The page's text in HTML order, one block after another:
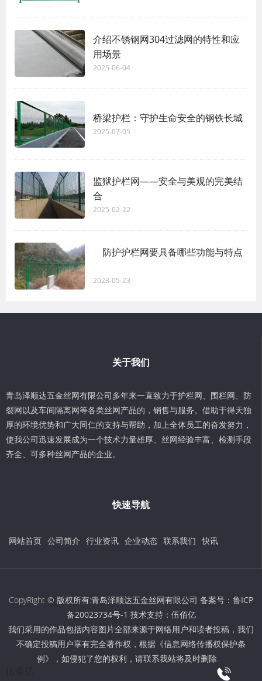
介绍不锈钢网304过滤网的特性和应
用场景
2025-06-04
桥梁护栏：守护生命安全的钢铁长城
2025-07-05
监狱护栏网——安全与美观的完美结
合
2025-02-22
防护护栏网要具备哪些功能与特点
2023-05-23
关于我们
青岛泽顺达五金丝网有限公司多年来一直致力于护栏网、围栏网、防
裂网以及车间隔离网等各类丝网产品的，销售与服务。借助于得天独
厚的环境优势和广大同仁的支持与帮助，加上全体员工的奋发努力，
使我公司迅速发展成为一个技术力量雄厚、丝网经验丰富、检测手段
齐全、可多种丝网产品的企业。
快速导航
网站首页 公司简介 行业资讯 企业动态 联系我们 快讯
CopyRight © 版权所有:青岛泽顺达五金丝网有限公司 备案号： 鲁ICP
备20023734号-1 技术支持： 伍佰亿
我们采用的作品包括内容图片全部来源于网络用户和读者投稿，我们
不确定投稿用户享有完全著作权，根据《信息网络传播权保护条
例》，如侵犯了您的权利，请联系我站将及时删除。